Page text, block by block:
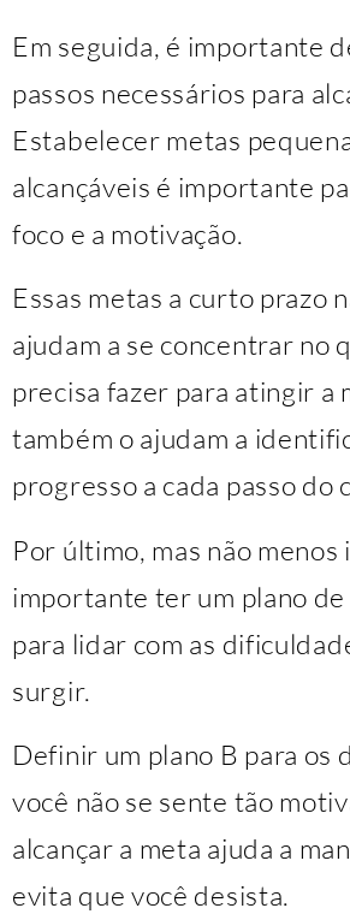
Em seguida, é importante
passos necessários para
Estabelecer metas
alcançáveis é importante
foco e a motivação.
Essas metas a curto prazo
ajudam a se concentrar no
precisa fazer para atingir a
também o ajudam a
progresso a cada passo do
Por último, mas não
importante ter um plano
para lidar com as
surgir.
Definir um plano B para os
você não se sente tão
alcançar a meta ajuda a
evita que você desista.